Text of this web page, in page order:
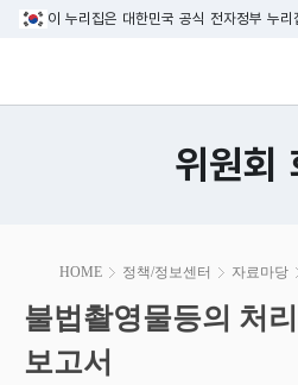
본
이 누리집은 대한민국 공식 전자정부 누리
방송미디어통신위
위원회
HOME 정책/정보센터 자료마당
시
작
불법촬영물등의 처
보고서